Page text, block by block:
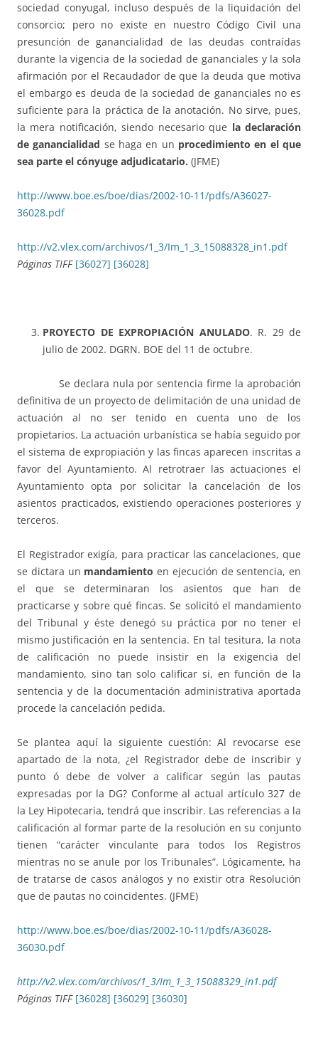
sociedad conyugal, incluso después de la liquidación del
consorcio; pero no existe en nuestro Código Civil una
presunción de ganancialidad de las deudas contraídas
durante la vigencia de la sociedad de gananciales y la sola
afirmación por el Recaudador de que la deuda que motiva
el embargo es deuda de la sociedad de gananciales no es
suficiente para la práctica de la anotación. No sirve, pues,
la mera notificación, siendo necesario que ladeclaración
de ganancialidad se haga en un procedimiento en el que
sea parte el cónyuge adjudicatario. (JFME)
http://www.boe.es/boe/dias/2002-10-11/pdfs/A36027-
36028.pdf
http://v2.vlex.com/archivos/1_3/Im_1_3_15088328_in1.pdf
Páginas TIFF [36027] [36028]
PROYECTO DE EXPROPIACIÓN ANULADO. R. 29 de
julio de 2002. DGRN. BOE del 11 de octubre.
Se declara nula por sentencia firme la aprobación
definitiva de un proyecto de delimitación de una unidad de
actuación al no ser tenido en cuenta uno de los
propietarios. La actuación urbanística se había seguido por
el sistema de expropiación y las fincas aparecen inscritas a
favor del Ayuntamiento. Al retrotraer las actuaciones el
Ayuntamiento opta por solicitar la cancelación de los
asientos practicados, existiendo operaciones posteriores y
terceros.
El Registrador exigía, para practicar las cancelaciones, que
se dictara un mandamiento en ejecución de sentencia, en
el que se determinaran los asientos que han de
practicarse y sobre qué fincas. Se solicitó el mandamiento
del Tribunal y éste denegó su práctica por no tener el
mismo justificación en la sentencia. En tal tesitura, la nota
de calificación no puede insistir en la exigencia del
mandamiento, sino tan solo calificar si, en función de la
sentencia y de la documentación administrativa aportada
procede la cancelación pedida.
Se plantea aquí la siguiente cuestión: Al revocarse ese
apartado de la nota, ¿el Registrador debe de inscribir y
punto ó debe de volver a calificar según las pautas
expresadas por la DG? Conforme al actual artículo 327 de
la Ley Hipotecaria, tendrá que inscribir. Las referencias a la
calificación al formar parte de la resolución en su conjunto
tienen “carácter vinculante para todos los Registros
mientras no se anule por los Tribunales”. Lógicamente, ha
de tratarse de casos análogos y no existir otra Resolución
que de pautas no coincidentes. (JFME)
http://www.boe.es/boe/dias/2002-10-11/pdfs/A36028-
36030.pdf
http://v2.vlex.com/archivos/1_3/Im_1_3_15088329_in1.pdf
Páginas TIFF [36028] [36029] [36030]